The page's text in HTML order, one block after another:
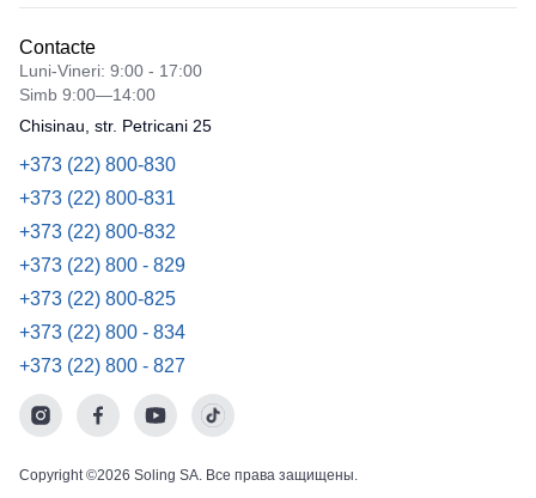
Contacte
Luni-Vineri: 9:00 - 17:00
Simb 9:00—14:00
Chisinau, str. Petricani 25
+373 (22) 800-830
+373 (22) 800-831
+373 (22) 800-832
+373 (22) 800 - 829
+373 (22) 800-825
+373 (22) 800 - 834
+373 (22) 800 - 827
Copyright ©2026 Soling SA. Все права защищены.